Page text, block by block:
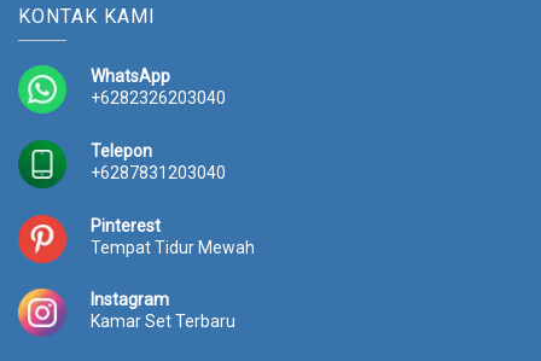
KONTAK KAMI
WhatsApp
+6282326203040
Telepon
+6287831203040
Pinterest
Tempat Tidur Mewah
Instagram
Kamar Set Terbaru